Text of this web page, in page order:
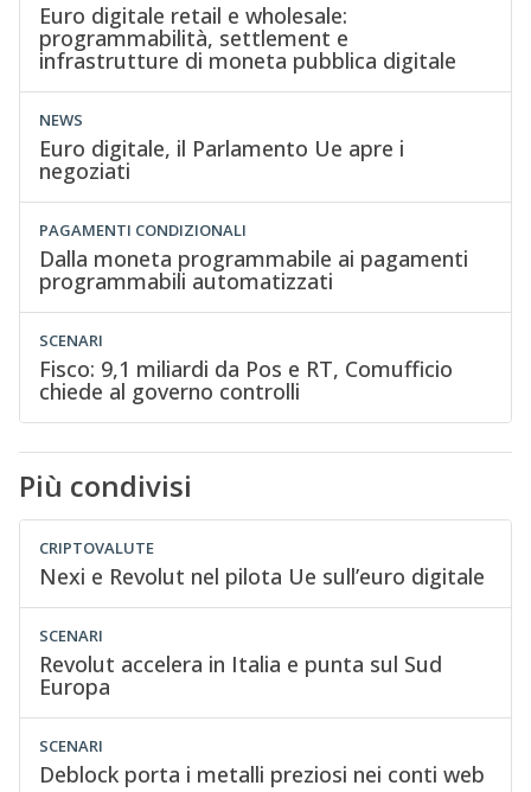
Euro digitale retail e wholesale:
programmabilità, settlement e
infrastrutture di moneta pubblica digitale
NEWS
Euro digitale, il Parlamento Ue apre i
negoziati
PAGAMENTI CONDIZIONALI
Dalla moneta programmabile ai pagamenti
programmabili automatizzati
SCENARI
Fisco: 9,1 miliardi da Pos e RT, Comufficio
chiede al governo controlli
Più condivisi
CRIPTOVALUTE
Nexi e Revolut nel pilota Ue sull’euro digitale
SCENARI
Revolut accelera in Italia e punta sul Sud
Europa
SCENARI
Deblock porta i metalli preziosi nei conti web